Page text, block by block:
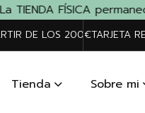
FÍSICA
DE LOS 200€TARJETA
Tienda Sobre mi